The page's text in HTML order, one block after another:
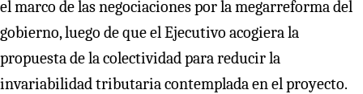
el marco de las negociaciones por la megarreforma del
gobierno, luego de que el Ejecutivo acogiera la
propuesta de la colectividad para reducir la
invariabilidad tributaria contemplada en el proyecto.